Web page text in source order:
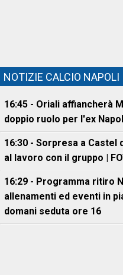
NOTIZIE CALCIO NAPOLI
16:45 - Oriali affiancherà
doppio ruolo per l'ex
16:30 - Sorpresa a Castel
al lavoro con il gruppo |
16:29 - Programma ritiro
allenamenti ed eventi in
domani seduta ore 16